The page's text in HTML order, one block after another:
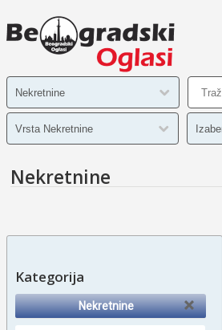
Nekretnine
Kategorija
Nekretnine